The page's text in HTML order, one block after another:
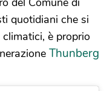
quotidiani che si
è proprio
Thunberg